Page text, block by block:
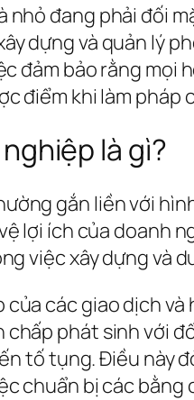
nhỏ đang phải đối
dựng và quản lý
đảm bảo rằng
điểm khi làm
là gì?
gắn liền với
lợi ích của doanh
việc xây dựng và
các giao dịch
phát sinh với
tố tụng. Điều này
chuẩn bị các